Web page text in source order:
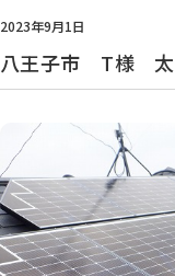
2023年9月1日
八王子市 T様 太